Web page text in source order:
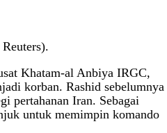
Khatam-al Anbiya IRGC,
korban. Rashid sebelumnya
pertahanan Iran. Sebagai
untuk memimpin komando